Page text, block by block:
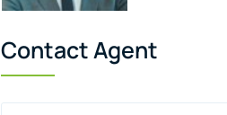
Contact Agent